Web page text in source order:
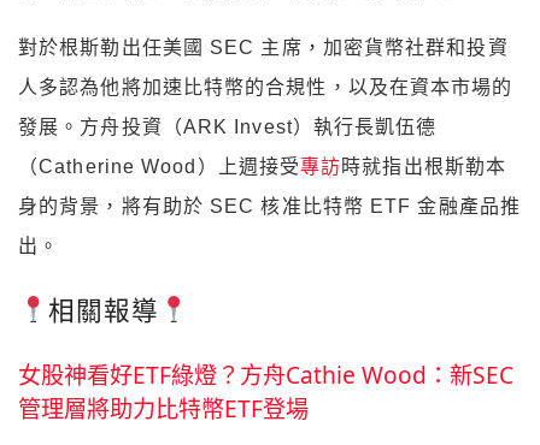
對於根斯勒出任美國 SEC 主席，加密貨幣社群和投資
人多認為他將加速比特幣的合規性，以及在資本市場的
發展。方舟投資（ARK Invest）執行長凱伍德
（Catherine Wood）上週接受專訪時就指出根斯勒本
身的背景，將有助於 SEC 核准比特幣 ETF 金融產品推
出。
相關報導
女股神看好ETF綠燈？方舟Cathie Wood：新SEC
管理層將助力比特幣ETF登場